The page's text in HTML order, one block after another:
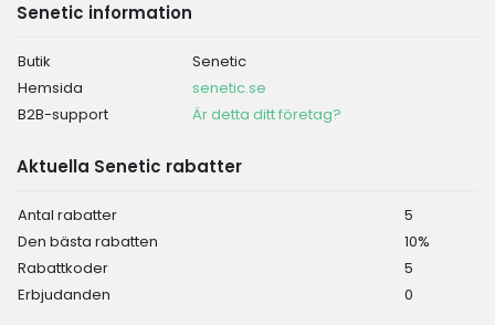
Senetic information
Butik
Senetic
Hemsida
senetic.se
B2B-support
Är detta ditt företag?
Aktuella Senetic rabatter
Antal rabatter
5
Den bästa rabatten
10%
Rabattkoder
5
Erbjudanden
0